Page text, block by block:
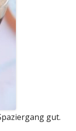
gut.